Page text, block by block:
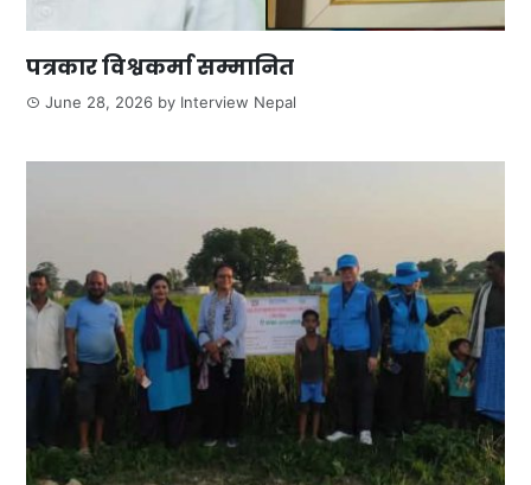
पत्रकार विश्वकर्मा सम्मानित
June 28, 2026 by Interview Nepal